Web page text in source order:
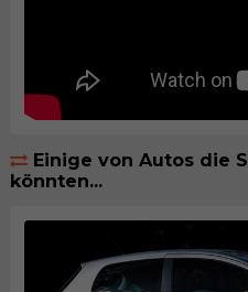
Einige von Autos die
könnten...